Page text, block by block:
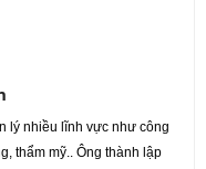
lý nhiều lĩnh vực như công
thẩm mỹ.. Ông thành lập